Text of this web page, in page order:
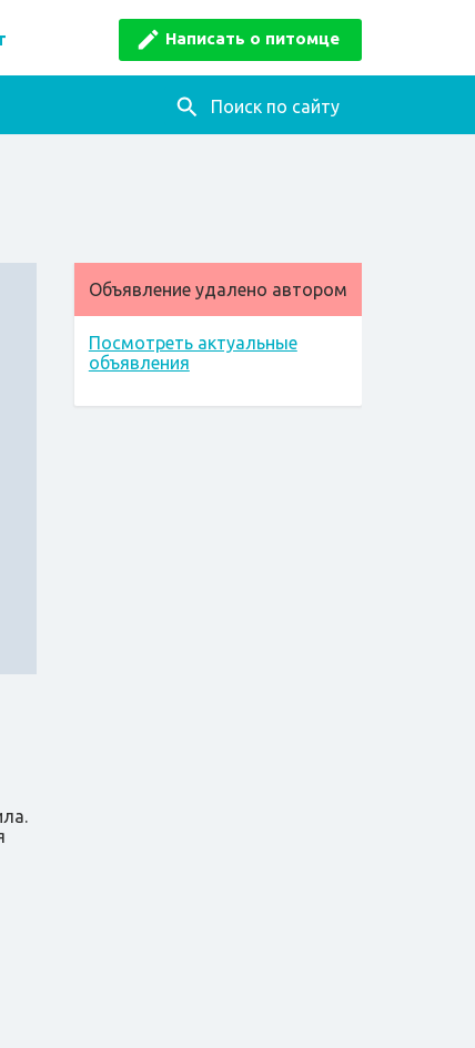
Написать о питомце
Поиск по сайту
Объявление удалено автором
Посмотреть актуальные
объявления